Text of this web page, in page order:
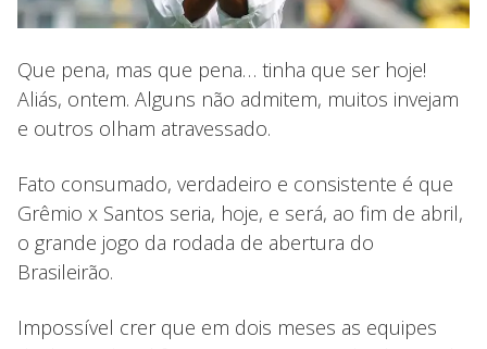
Que pena, mas que pena… tinha que ser hoje!
Aliás, ontem. Alguns não admitem, muitos invejam
e outros olham atravessado.
Fato consumado, verdadeiro e consistente é que
Grêmio x Santos seria, hoje, e será, ao fim de abril,
o grande jogo da rodada de abertura do
Brasileirão.
Impossível crer que em dois meses as equipes